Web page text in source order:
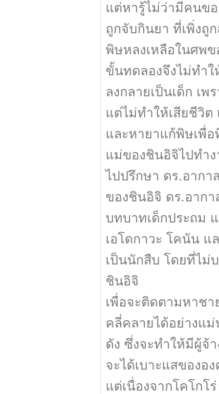
แต่หารู้ไม่ว่ามีคนข
ถูกจับกินยา ที่เพิ่งถู
พิษหลงเหลือในศพ
ขั้นทดลองจึงไม่ทำ
ลงกลายเป็นเด็ก เพ
แต่ไม่ทำให้เสียชีวิ
และหายาแก้พิษเพื่
แม่ของชินอิจิไปทำง
ไปปรึกษา ดร.อากา
ของชินอิจิ ดร.อากา
บทบาทเด็กประถม
เอโดกาวะ โคนัน
เป็นนักสืบ โดยที่ไม่
ชินอิจิ
เพื่อจะติดตามหาช
คลี่คลายได้อย่างแม่
ดัง ซึ่งจะทำให้มีผู้จ้
จะได้เบาะแสของอ
แต่เนื่องจากโคโกโ